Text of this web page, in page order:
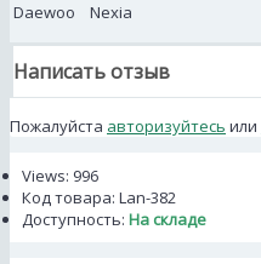
Daewoo
Nexia
Написать отзыв
Пожалуйста авторизуйтесь или
Views: 996
Код товара: Lan-382
Доступность: На складе